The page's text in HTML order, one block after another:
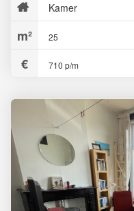
Kamer
25
710 p/m